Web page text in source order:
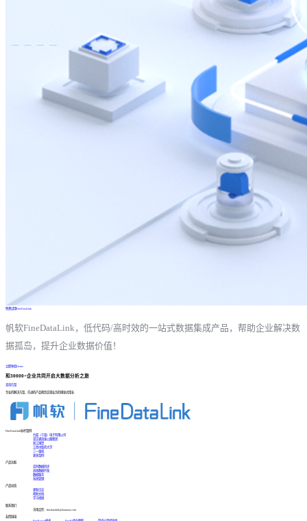
免费试用FineDataLink
帆软FineDataLink，低代码/高时效的一站式数据集成产品，帮助企业解决数
据孤岛，提升企业数据价值！
立即体验Demo
和30000+企业共同开启大数据分析之旅
咨询方案
专业的解决方案、先进的产品帮您实现业务的爆发式增长
FineDataLink标杆案例
台晶（宁波）电子有限公司
某交通高速公路集团
浙江国贸
江西中医药大学
三一重机
更多案例
产品功能
实时数据同步
高效数据开发
数据服务
系统管理
产品动态
更新日志
帮助文档
学习视频
联系我们
市场合作：finedatalink@fanruan.com
友情链接